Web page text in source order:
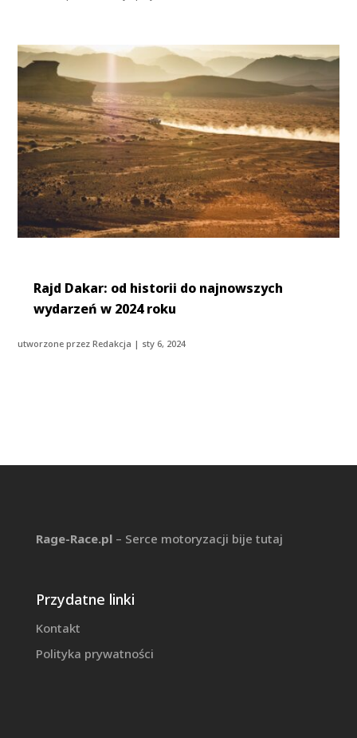
Rajd Dakar: od historii do najnowszych
wydarzeń w 2024 roku
utworzone przezRedakcja | sty 6, 2024
Rage-Race.pl– Serce motoryzacji bije tutaj
Przydatne linki
Kontakt
Polityka prywatności